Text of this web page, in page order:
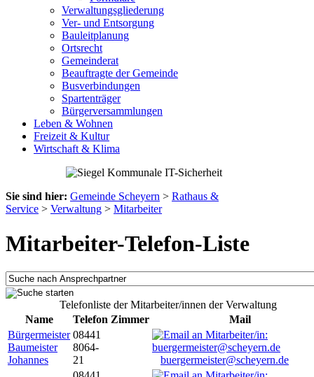
Verwaltungsgliederung
Ver- und Entsorgung
Bauleitplanung
Ortsrecht
Gemeinderat
Beauftragte der Gemeinde
Busverbindungen
Spartenträger
Bürgerversammlungen
Leben & Wohnen
Freizeit & Kultur
Wirtschaft & Klima
Sie sind hier: Gemeinde Scheyern > Rathaus &
Service > Verwaltung > Mitarbeiter
Mitarbeiter-Telefon-Liste
Telefonliste der Mitarbeiter/innen der Verwaltung
Name
Telefon Zimmer
Mail
Bürgermeister
Baumeister
Johannes
08441
8064-
21
buergermeister@scheyern.de